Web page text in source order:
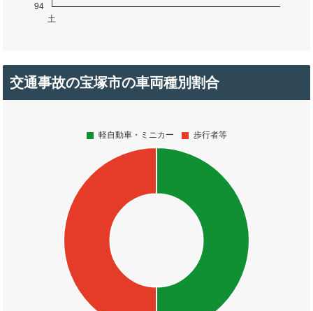
交通事故の宝塚市の車両種別割合